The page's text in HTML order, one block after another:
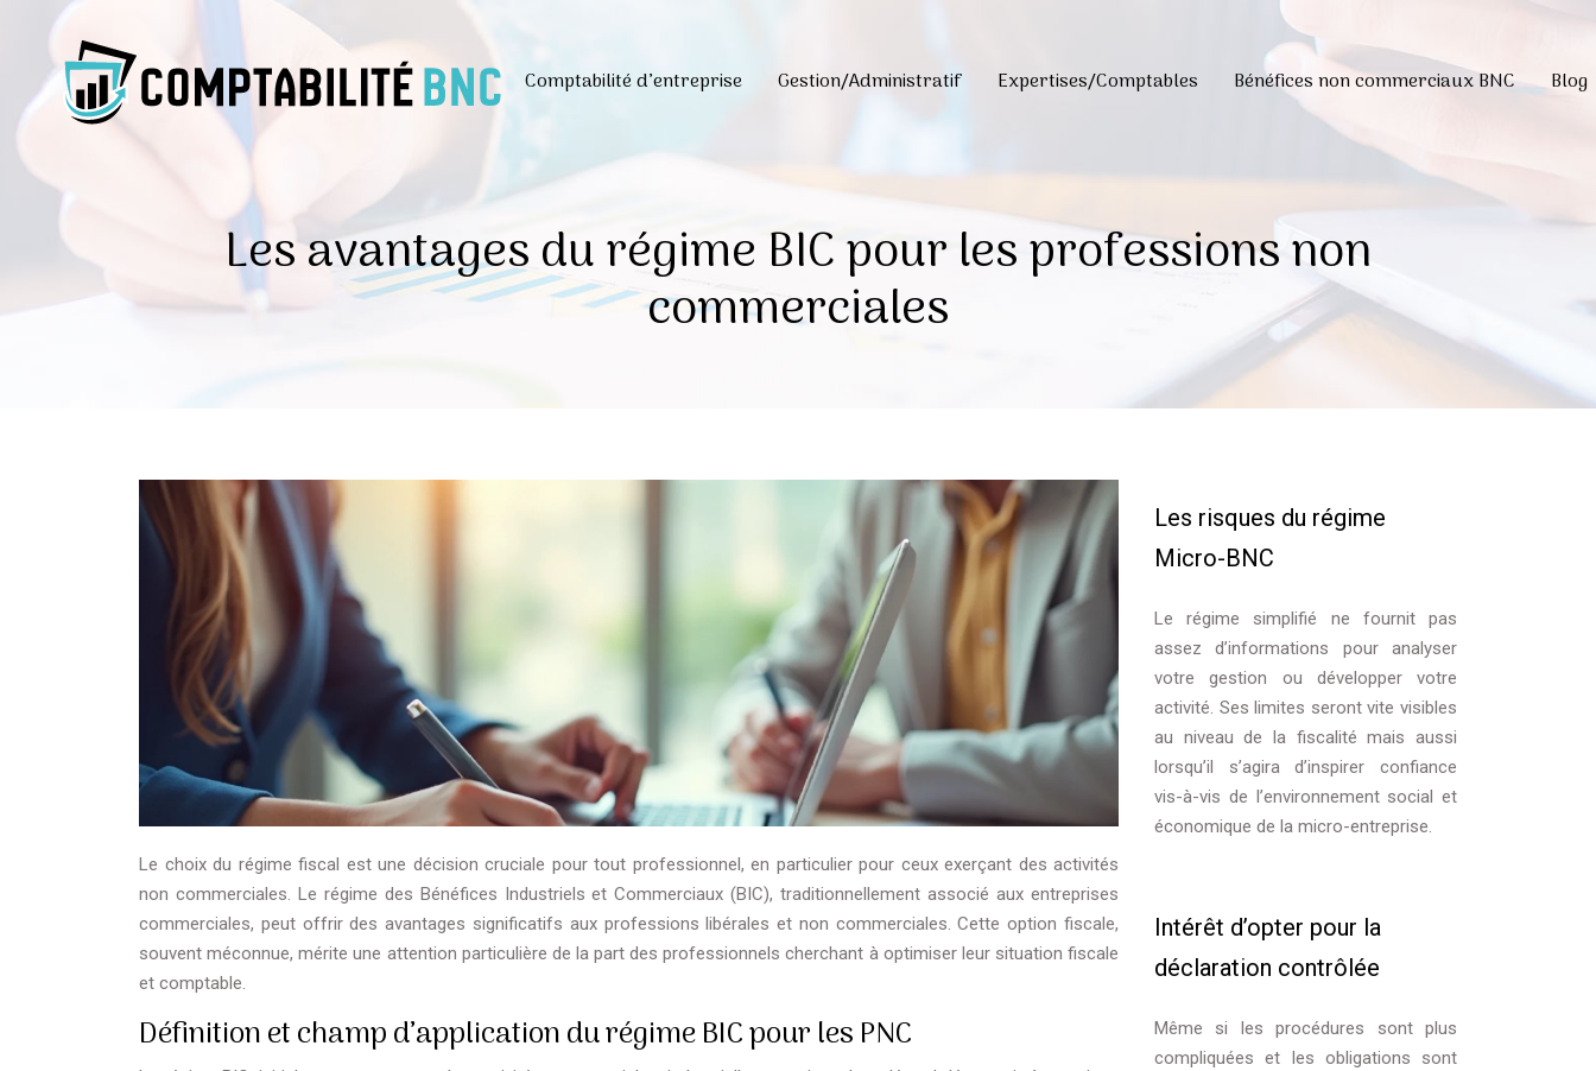
Comptabilité d’entreprise Gestion/Administratif Expertises/Comptables Bénéfices non commerciaux BNC Blog
Les avantages du régime BIC pour les professions non
commerciales
Le choix du régime fiscal est une décision cruciale pour tout professionnel, en particulier pour ceux exerçant des activités
non commerciales. Le régime des Bénéfices Industriels et Commerciaux (BIC), traditionnellement associé aux entreprises
commerciales, peut offrir des avantages significatifs aux professions libérales et non commerciales. Cette option fiscale,
souvent méconnue, mérite une attention particulière de la part des professionnels cherchant à optimiser leur situation fiscale
et comptable.
Définition et champ d’application du régime BIC pour les PNC
Les risques du régime
Micro-BNC
Le régime simplifié ne fournit pas
assez d’informations pour analyser
votre gestion ou développer votre
activité. Ses limites seront vite visibles
au niveau de la fiscalité mais aussi
lorsqu’il s’agira d’inspirer confiance
vis-à-vis de l’environnement social et
économique de la micro-entreprise.
Intérêt d’opter pour la
déclaration contrôlée
Même si les procédures sont plus
compliquées et les obligations sont